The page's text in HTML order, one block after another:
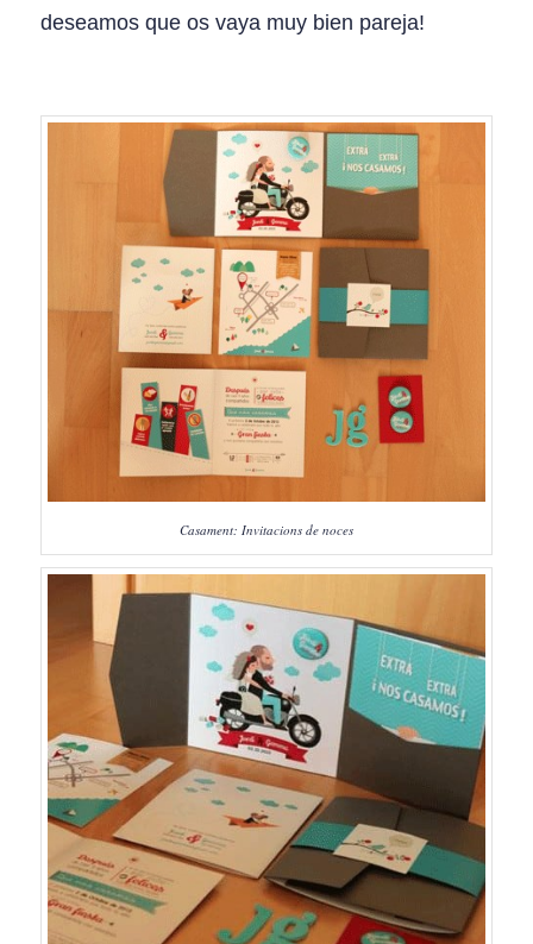
deseamos que os vaya muy bien pareja!
Casament: Invitacions de noces